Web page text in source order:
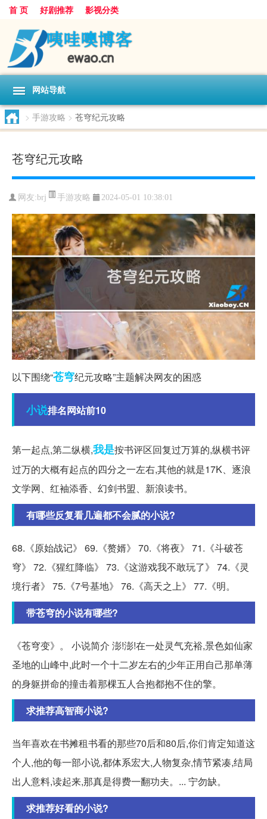
首 页 好剧推荐 影视分类
网站导航
> 手游攻略 > 苍穹纪元攻略
苍穹纪元攻略
网友:brj 手游攻略 2024-05-01 10:38:01
以下围绕“苍穹纪元攻略”主题解决网友的困惑
小说排名网站前10
第一起点,第二纵横,我是按书评区回复过万算的,纵横书评
过万的大概有起点的四分之一左右,其他的就是17K、逐浪
文学网、红袖添香、幻剑书盟、新浪读书。
有哪些反复看几遍都不会腻的小说?
68.《原始战记》 69.《赘婿》 70.《将夜》 71.《斗破苍
穹》 72.《猩红降临》 73.《这游戏我不敢玩了》 74.《灵
境行者》 75.《7号基地》 76.《高天之上》 77.《明。
带苍穹的小说有哪些?
《苍穹变》。 小说简介 澎!澎!在一处灵气充裕,景色如仙家
圣地的山峰中,此时一个十二岁左右的少年正用自己那单薄
的身躯拼命的撞击着那棵五人合抱都抱不住的擎。
求推荐高智商小说?
当年喜欢在书摊租书看的那些70后和80后,你们肯定知道这
个人,他的每一部小说,都体系宏大,人物复杂,情节紧凑,结局
出人意料,读起来,那真是得费一翻功夫。... 宁勿缺。
求推荐好看的小说?